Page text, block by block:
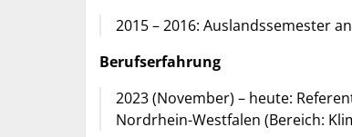
2015 – 2016: Auslandssemester
Berufserfahrung
2023 (November) – heute:
Nordrhein-Westfalen (Bereich: